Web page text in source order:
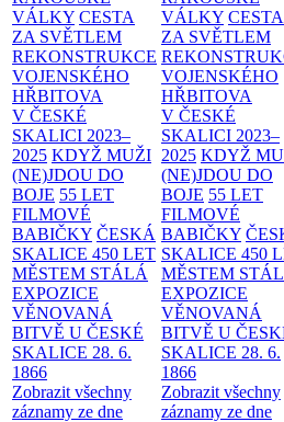
VÁLKY CESTA
ZA SVĚTLEM
REKONSTRUKCE
VOJENSKÉHO
HŘBITOVA
V ČESKÉ
SKALICI 2023–
2025 KDYŽ MUŽI
(NE)JDOU DO
BOJE 55 LET
FILMOVÉ
BABIČKY ČESKÁ
SKALICE 450 LET
MĚSTEM STÁLÁ
EXPOZICE
VĚNOVANÁ
BITVĚ U ČESKÉ
SKALICE 28. 6.
1866
Zobrazit všechny
záznamy ze dne
VÁLKY CESTA
ZA SVĚTLEM
VOJENSKÉHO
HŘBITOVA
V ČESKÉ
SKALICI 2023–
2025 KDYŽ
(NE)JDOU DO
BOJE 55 LET
FILMOVÉ
BABIČKY
SKALICE 450
MĚSTEM
EXPOZICE
VĚNOVANÁ
BITVĚ U
SKALICE 28. 6.
1866
Zobrazit všechny
záznamy ze dne